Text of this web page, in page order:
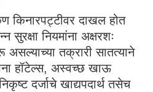
किनारपट्टीवर दाखल होत
नियमांना अक्षरशः
तक्रारी सातत्याने
हॉटेल्स, अस्वच्छ खाऊ
दर्जाचे खाद्यपदार्थ तसेच